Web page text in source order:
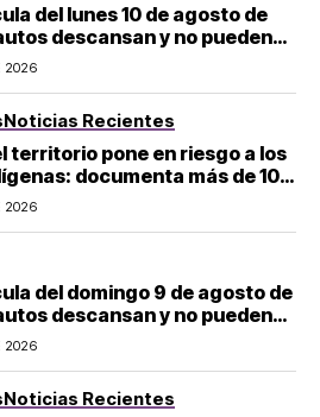
del lunes 10 de agosto de
descansan y no pueden
y el Estado de México; estos
2026
Noticias Recientes
territorio pone en riesgo a los
documenta más de 100
2026
del domingo 9 de agosto de
descansan y no pueden
y el Estado de México; estos
2026
Noticias Recientes